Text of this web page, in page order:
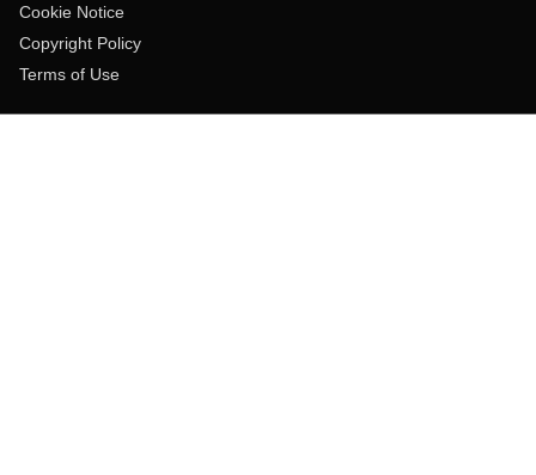
Cookie Notice
Copyright Policy
Terms of Use